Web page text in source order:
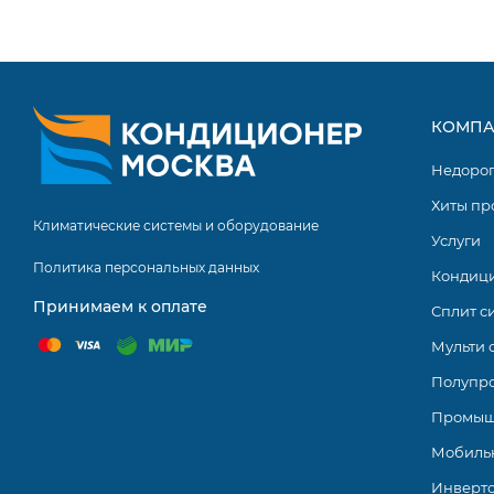
Климатические системы и оборудование
Политика персональных данных
Принимаем к оплате
Хиты
Услуги
Сплит
Мульти